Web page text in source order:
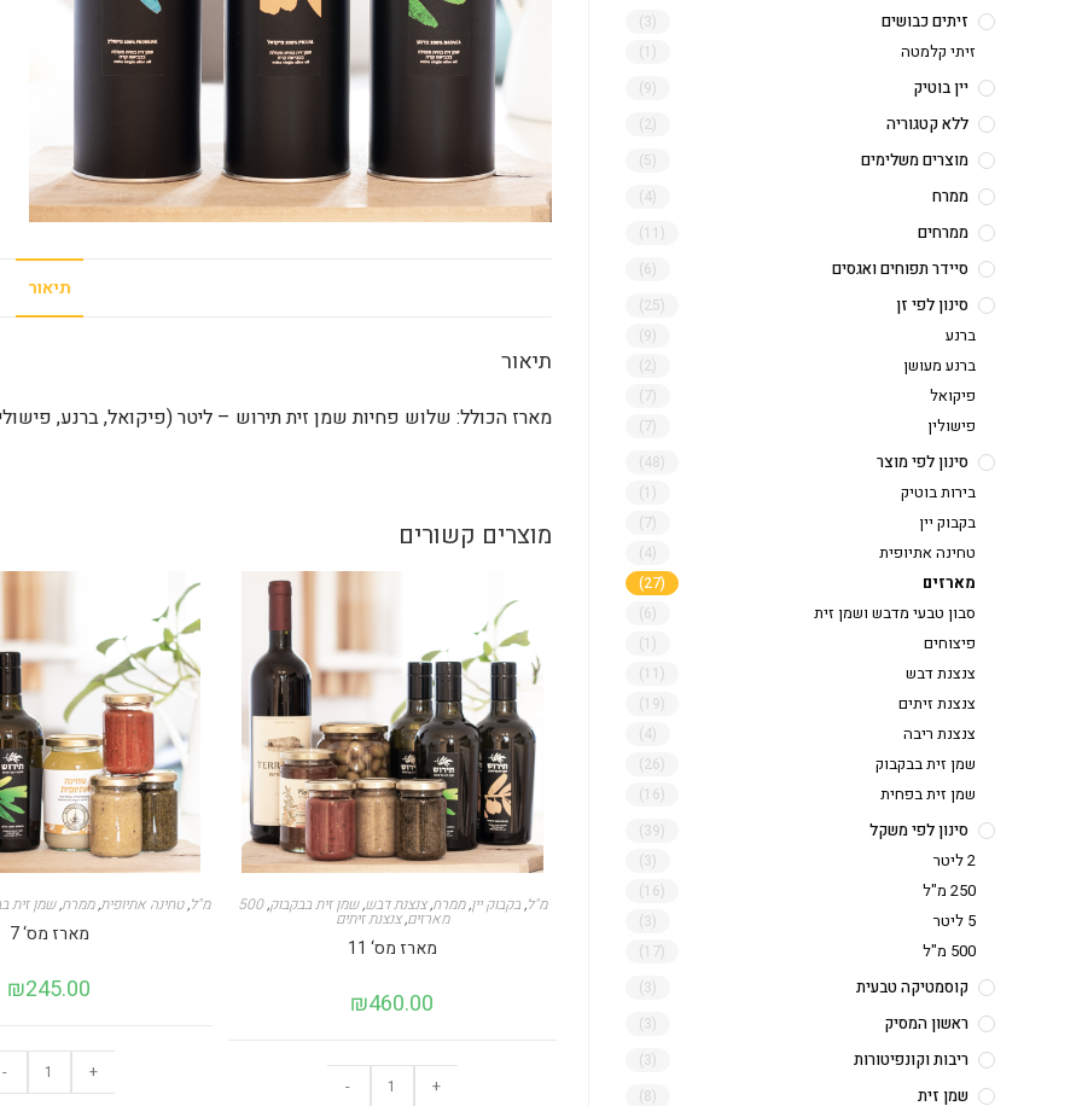
תיאור
תיאור
מארז הכולל: שלוש פחיות שמן זית תירוש – ליטר (פיקואל, ברנע,
מוצרים קשורים
500 מ"ל,בקבוק יין,ממרח,צנצנת דבש,שמן זית בבקבוק,
מארזים,צנצנת זיתים
מארז מס‘ 11
₪460.00
כמות
של - +
500 מ"ל,טחינה אתיופית,ממרח,שמן זית
מארז מס‘ 7
₪245.00
כמות
של
מארז
- +
זיתים כבושים (3)
זיתי קלמטה (1)
יין בוטיק (9)
ללא קטגוריה (2)
מוצרים משלימים (5)
ממרח (4)
ממרחים (11)
סיידר תפוחים ואגסים (6)
סינון לפי זן (25)
ברנע (9)
ברנע מעושן (2)
פיקואל (7)
פישולין (7)
סינון לפי מוצר (48)
בירות בוטיק (1)
בקבוק יין (7)
טחינה אתיופית (4)
מארזים (27)
סבון טבעי מדבש ושמן זית (6)
פיצוחים (1)
צנצנת דבש (11)
צנצנת זיתים (19)
צנצנת ריבה (4)
שמן זית בבקבוק (26)
שמן זית בפחית (16)
סינון לפי משקל (39)
2 ליטר (3)
250 מ"ל (16)
5 ליטר (3)
500 מ"ל (17)
קוסמטיקה טבעית (3)
ראשון המסיק (3)
ריבות וקונפיטורות (3)
שמן זית (8)